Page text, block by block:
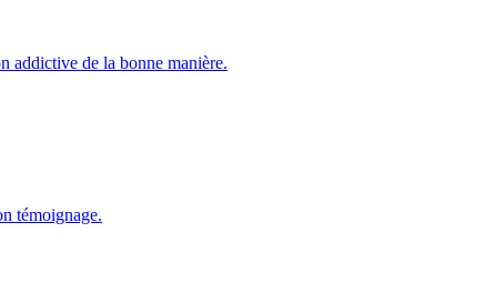
addictive de la bonne manière.
témoignage.